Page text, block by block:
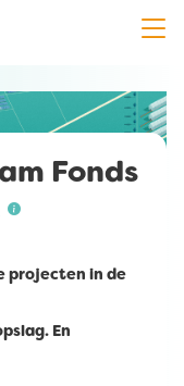
Fonds
projecten in de
En